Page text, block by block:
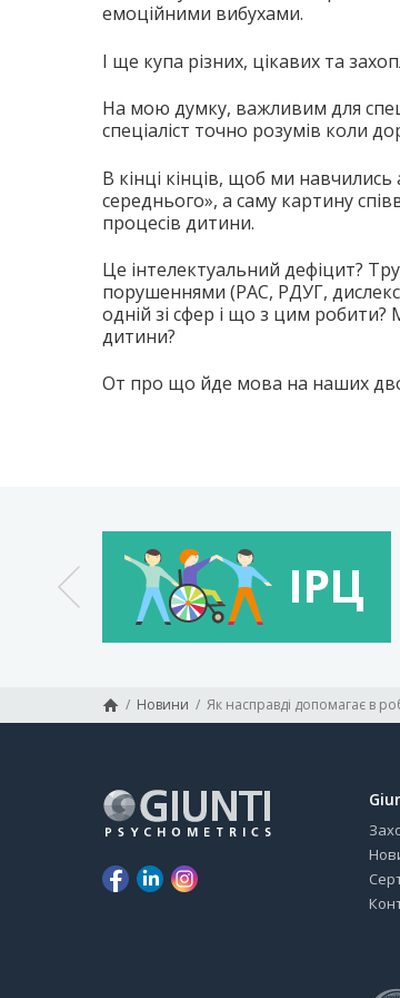
емоційними вибухами.
І ще купа різних, цікавих та
На мою думку, важливим для
спеціаліст точно розумів коли
В кінці кінців, щоб ми
середнього», а саму картину
процесів дитини.
Це інтелектуальний дефіцит?
порушеннями (РАС, РДУГ,
одній зі сфер і що з цим робити?
дитини?
От про що йде мова на наших
/ Новини /